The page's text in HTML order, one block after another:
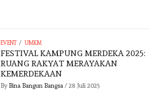
EVENT / UMKM
FESTIVAL KAMPUNG MERDEKA 2025:
RUANG RAKYAT MERAYAKAN
KEMERDEKAAN
By Bina Bangun Bangsa / 28 Juli 2025